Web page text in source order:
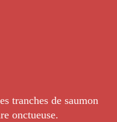
tranches de saumon
onctueuse.